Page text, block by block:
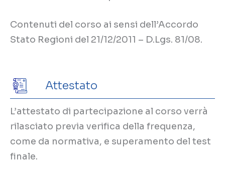
Contenuti del corso ai sensi dell’Accordo
Stato Regioni del 21/12/2011 – D.Lgs. 81/08.
Attestato
L’attestato di partecipazione al corso verrà
rilasciato previa verifica della frequenza,
come da normativa, e superamento del test
finale.